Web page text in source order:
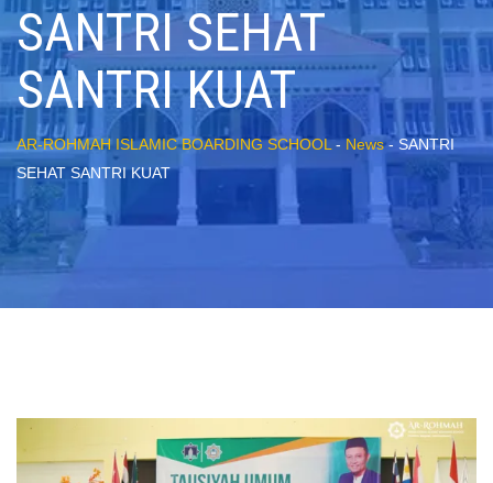
SANTRI SEHAT
SANTRI KUAT
AR-ROHMAH ISLAMIC BOARDING SCHOOL-News- SANTRI
SEHAT SANTRI KUAT